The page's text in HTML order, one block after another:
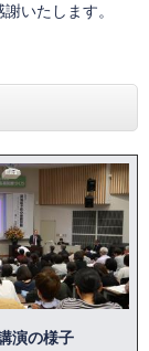
いたします。
演の様子